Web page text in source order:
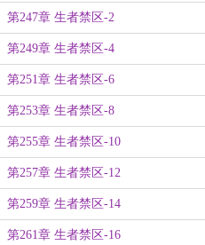
第247章 生者禁区-2
第249章 生者禁区-4
第251章 生者禁区-6
第253章 生者禁区-8
第255章 生者禁区-10
第257章 生者禁区-12
第259章 生者禁区-14
第261章 生者禁区-16